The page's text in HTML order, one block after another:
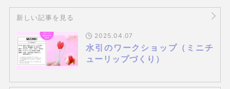
新しい記事を見る
2025.04.07
水引のワークショップ（ミニチ
ューリップづくり）